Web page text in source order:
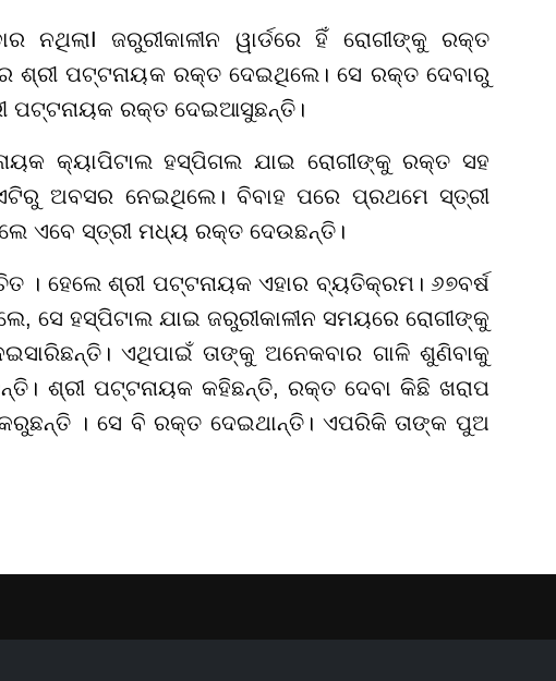
ଜରୁରୀକାଳୀନ ୱାର୍ଡରେ ହିଁ ରୋଗୀଙ୍କୁ ରକ୍ତ
ଶ୍ରୀ ପଟ୍ଟନାୟକ ରକ୍ତ ଦେଇଥିଲେ। ସେ ରକ୍ତ ଦେବାରୁ
ପଟ୍ଟନାୟକ ରକ୍ତ ଦେଇଆସୁଛନ୍ତି।
କ୍ୟାପିଟାଲ ହସ୍ପିଗଲ ଯାଇ ରୋଗୀଙ୍କୁ ରକ୍ତ ସହ
ଅବସର ନେଇଥିଲେ। ବିବାହ ପରେ ପ୍ରଥମେ ସ୍ତ୍ରୀ
ଏବେ ସ୍ତ୍ରୀ ମଧ୍ୟ ରକ୍ତ ଦେଉଛନ୍ତି।
ହେଲେ ଶ୍ରୀ ପଟ୍ଟନାୟକ ଏହାର ବ୍ୟତିକ୍ରମ। ୬୭ବର୍ଷ
ସେ ହସ୍ପିଟାଲ ଯାଇ ଜରୁରୀକାଳୀନ ସମୟରେ ରୋଗୀଙ୍କୁ
ଏଥିପାଇଁ ତାଙ୍କୁ ଅନେକବାର ଗାଳି ଶୁଣିବାକୁ
ଶ୍ରୀ ପଟ୍ଟନାୟକ କହିଛନ୍ତି, ରକ୍ତ ଦେବା କିଛି ଖରାପ
। ସେ ବି ରକ୍ତ ଦେଇଥାନ୍ତି। ଏପରିକି ତାଙ୍କ ପୁଅ